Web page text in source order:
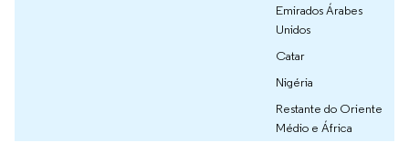
Emirados Árabes
Unidos
Catar
Nigéria
Restante do Oriente
Médio e África